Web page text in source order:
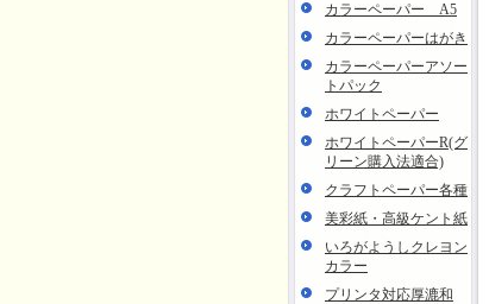
カラーペーパー A5
カラーペーパーはがき
カラーペーパーアソー
トパック
ホワイトペーパー
ホワイトペーパーR(グ
リーン購入法適合)
クラフトペーパー各種
美彩紙・高級ケント紙
いろがようしクレヨン
カラー
プリンタ対応厚漉和